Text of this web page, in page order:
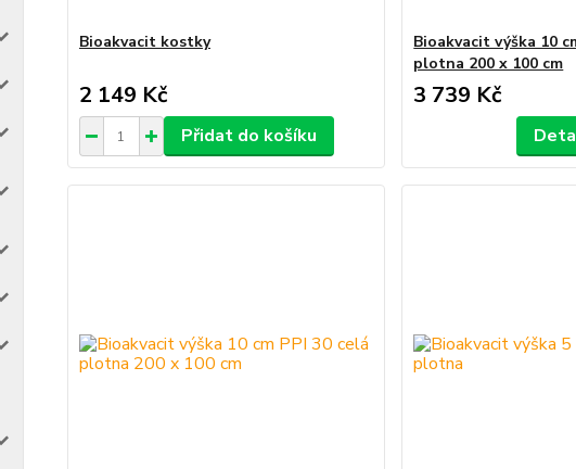
Bioakvacit kostky
2 149 Kč
Přidat do košíku
Bioakvacit výška 10
plotna 200 x 100 cm
3 739 Kč